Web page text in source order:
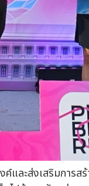
ละส่งเสริมการส